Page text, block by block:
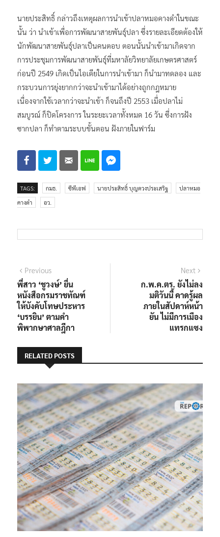
นายประสิทธิ์ กล่าวถึงเหตุผลการนำเข้าปลาหมอคางดำในขณะ
นั้น ว่า นำเข้าเพื่อการพัฒนาสายพันธุ์ปลา ซึ่งรายละเอียดต้องให้
นักพัฒนาสายพันธุ์ปลาเป็นคนตอบ ตอนนั้นนำเข้ามาเกิดจาก
การประชุมการพัฒนาสายพันธุ์ที่มหาลัยวิทยาลัยเกษตรศาสตร์
ก่อนปี 2549 เกิดเป็นไอเดียในการนำเข้ามา ก็นำมาทดลอง และ
กระบวนการยุ่งยากกว่าจะนำเข้ามาได้อย่างถูกกฎหมาย
เนื่องจากใช้เวลากว่าจะนำเข้า ก็จนถึงปี 2553 เมื่อปลาไม่
สมบูรณ์ ก็ปิดโครงการ ในระยะเวลาทั้งหมด 16 วัน ซึ่งการฝัง
ซากปลา ก็ทำตามระบบขั้นตอน ฝังภายในฟาร์ม
TAGS: กมธ. ซีพีเอฟ นายประสิทธิ์ บุญดวงประเสริฐ
ปลาหมอ
คางดำ
อว.
แนะแนว
เรื่อง
PreviousPrevious
post:
พี่สาว ‘ชูวงษ์’ ยื่น
หนังสือกรมราชทัณฑ์
ให้บังคับโทษประหาร
‘บรรยิน’ ตามคำ
พิพากษาศาลฎีกา
Next
ก.พ.ค.ตร. ยังไม่ลง
มติวันนี้ คาดรู้ผล
ภายในสัปดาห์หน้า
ยัน ไม่มีการเมือง
แทรกแซง
RELATED POSTS